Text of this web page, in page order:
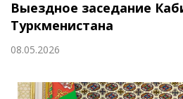
Выездное заседание
Туркменистана
08.05.2026